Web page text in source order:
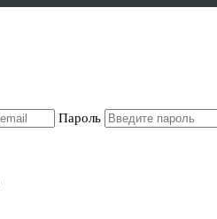
Пароль